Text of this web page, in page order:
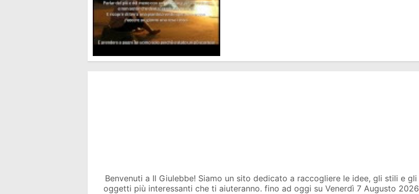
Benvenuti a Il Giulebbe! Siamo un sito dedicato a raccogliere le idee, gli stili e gli
oggetti più interessanti che ti aiuteranno. fino ad oggi su Venerdì 7 Augusto 2026